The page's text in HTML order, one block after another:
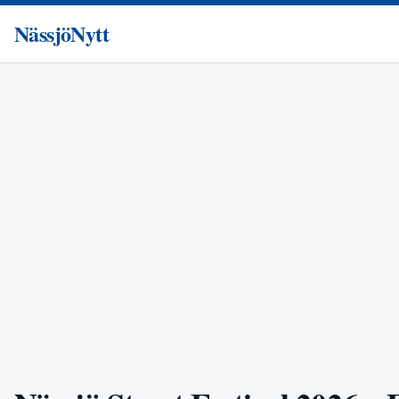
NässjöNytt